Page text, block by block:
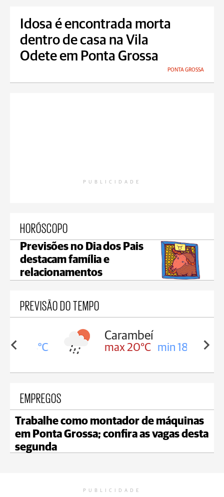
Idosa é encontrada morta
dentro de casa na Vila
Odete em Ponta Grossa
PONTA GROSSA
PUBLICIDADE
HORÓSCOPO
Previsões no Dia dos Pais
destacam família e
relacionamentos
PREVISÃO DO TEMPO
18°C
Carambeí
max 20°C min 18°C
EMPREGOS
Trabalhe como montador de máquinas
em Ponta Grossa; confira as vagas desta
segunda
PUBLICIDADE